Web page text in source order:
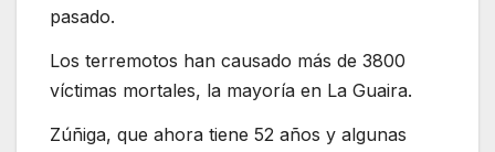
pasado.
Los terremotos han causado más de 3800
víctimas mortales, la mayoría en La Guaira.
Zúñiga, que ahora tiene 52 años y algunas